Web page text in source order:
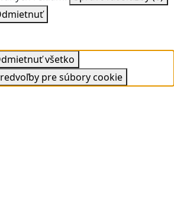
všetko
pre súbory cookie